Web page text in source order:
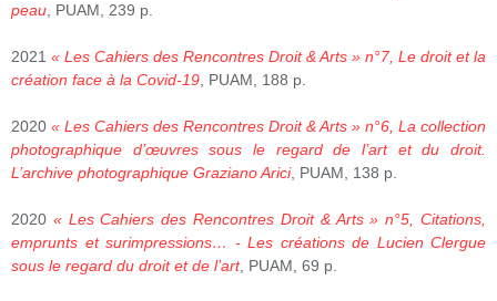
peau , PUAM, 239 p.
2021 « Les Cahiers des Rencontres Droit & Arts » n°7, Le droit et la
création face à la Covid-19 , PUAM, 188 p.
2020 « Les Cahiers des Rencontres Droit & Arts » n°6, La collection
photographique d’œuvres sous le regard de l’art et du droit.
L’archive photographique Graziano Arici, PUAM, 138 p.
2020 « Les Cahiers des Rencontres Droit & Arts » n°5, Citations,
emprunts et surimpressions… - Les créations de Lucien Clergue
sous le regard du droit et de l’art, PUAM, 69 p.